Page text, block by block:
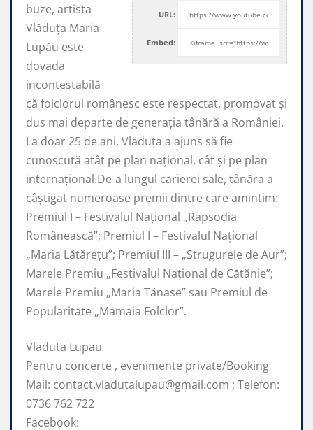
URL:
Embed:
buze, artista
Vlăduța Maria
Lupău este
dovada
incontestabilă
că folclorul românesc este respectat, promovat şi
dus mai departe de generaţia tânără a României.
La doar 25 de ani, Vlăduța a ajuns să fie
cunoscută atât pe plan naţional, cât şi pe plan
internaţional.De-a lungul carierei sale, tânăra a
câştigat numeroase premii dintre care amintim:
Premiul I – Festivalul Național „Rapsodia
Românească”; Premiul I – Festivalul Național
„Maria Lătărețu”; Premiul III – „Strugurele de Aur”;
Marele Premiu „Festivalul Național de Cătănie”;
Marele Premiu „Maria Tănase” sau Premiul de
Popularitate „Mamaia Folclor”.
Vladuta Lupau
Pentru concerte , evenimente private/Booking
Mail: contact.vladutalupau@gmail.com ; Telefon:
0736 762 722
Facebook: